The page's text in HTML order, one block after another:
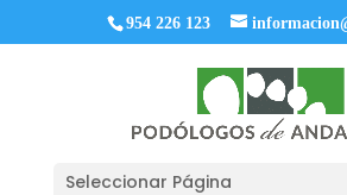
954 226 123
Seleccionar Página